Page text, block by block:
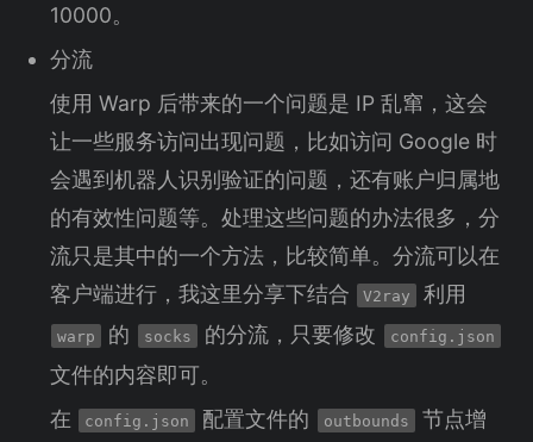
10000。
分流
使用 Warp 后带来的一个问题是 IP 乱窜，这会
让一些服务访问出现问题，比如访问 Google 时
会遇到机器人识别验证的问题，还有账户归属地
的有效性问题等。处理这些问题的办法很多，分
流只是其中的一个方法，比较简单。分流可以在
客户端进行，我这里分享下结合
V2ray 利用
warp 的 socks 的分流，只要修改 config.json
文件的内容即可。
在
config.json 配置文件的 outbounds 节点增